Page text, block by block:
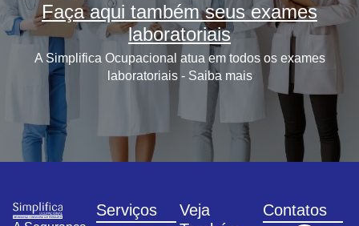
Faça aqui também seus exames
laboratoriais
A Simplifica Ocupacional atua em todos os exames
laboratoriais - Saiba mais
Serviços
Veja
Contatos